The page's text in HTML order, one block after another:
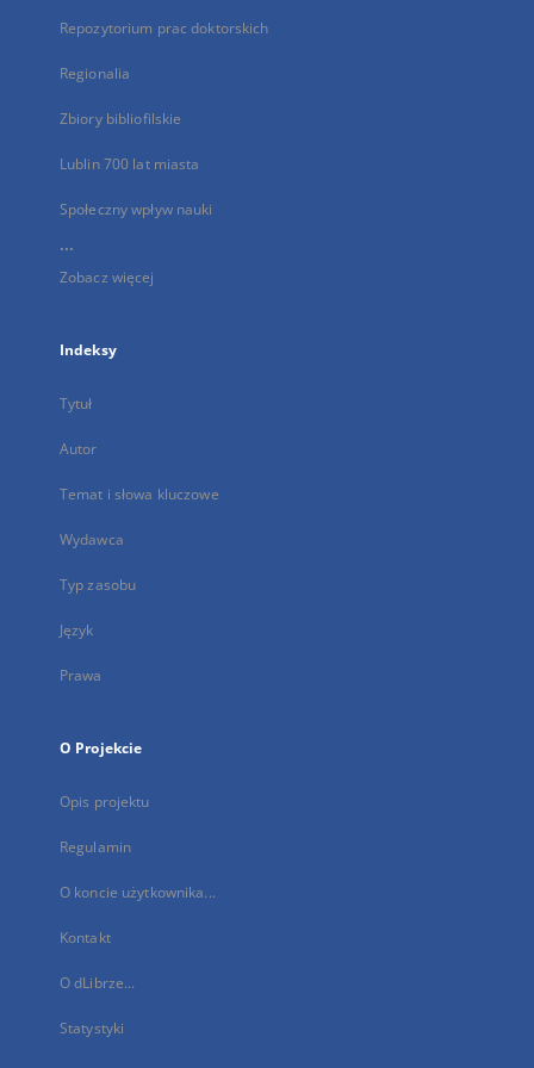
Repozytorium prac doktorskich
Regionalia
Zbiory bibliofilskie
Lublin 700 lat miasta
Społeczny wpływ nauki
...
Zobacz więcej
Indeksy
Tytuł
Autor
Temat i słowa kluczowe
Wydawca
Typ zasobu
Język
Prawa
O Projekcie
Opis projektu
Regulamin
O koncie użytkownika...
Kontakt
O dLibrze...
Statystyki